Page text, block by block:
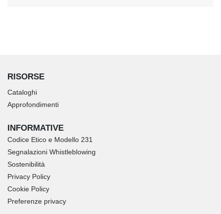
RISORSE
Cataloghi
Approfondimenti
INFORMATIVE
Codice Etico e Modello 231
Segnalazioni Whistleblowing
Sostenibilità
Privacy Policy
Cookie Policy
Preferenze privacy